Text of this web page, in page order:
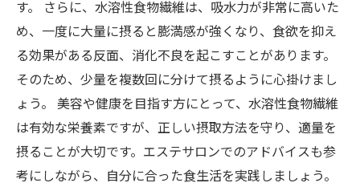
す。 さらに、水溶性食物繊維は、吸水力が非常に高いた
め、一度に大量に摂ると膨満感が強くなり、食欲を抑え
る効果がある反面、消化不良を起こすことがあります。
そのため、少量を複数回に分けて摂るように心掛けまし
ょう。 美容や健康を目指す方にとって、水溶性食物繊維
は有効な栄養素ですが、正しい摂取方法を守り、適量を
摂ることが大切です。エステサロンでのアドバイスも参
考にしながら、自分に合った食生活を実践しましょう。